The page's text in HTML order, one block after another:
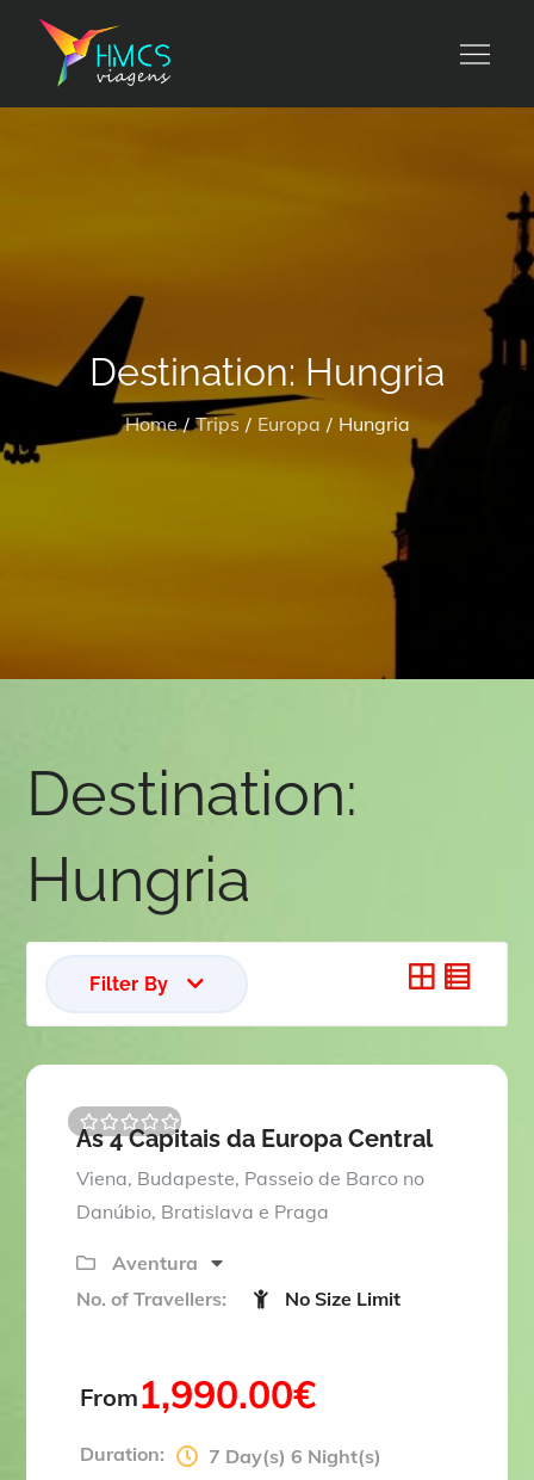
content
Destination: Hungria
Home Trips Europa Hungria
Destination:
Hungria
Filter By
0
u
t
o
5
As 4 Capitais da Europa Central
Viena, Budapeste, Passeio de Barco no
Danúbio, Bratislava e Praga
Aventura
No. of Travellers:
No Size Limit
From1,990.00€
Duration: 7 Day(s) 6 Night(s)